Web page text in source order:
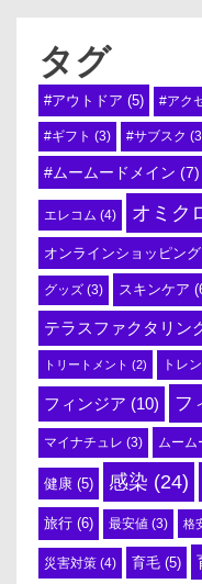
タグ
#アウトドア (5) #アク
#ギフト (3) #サブスク
#ムームードメイン (7)
エレコム (4) オミク
オンラインショッピング
グッズ (3) スキンケア
テラスファクタリン
トリートメント (2) トレ
フィンジア (10) フ
マイナチュレ (3) ムーム
健康 (5) 感染 (24)
旅行 (6) 最安値 (3) 格
災害対策 (4) 育毛 (5)